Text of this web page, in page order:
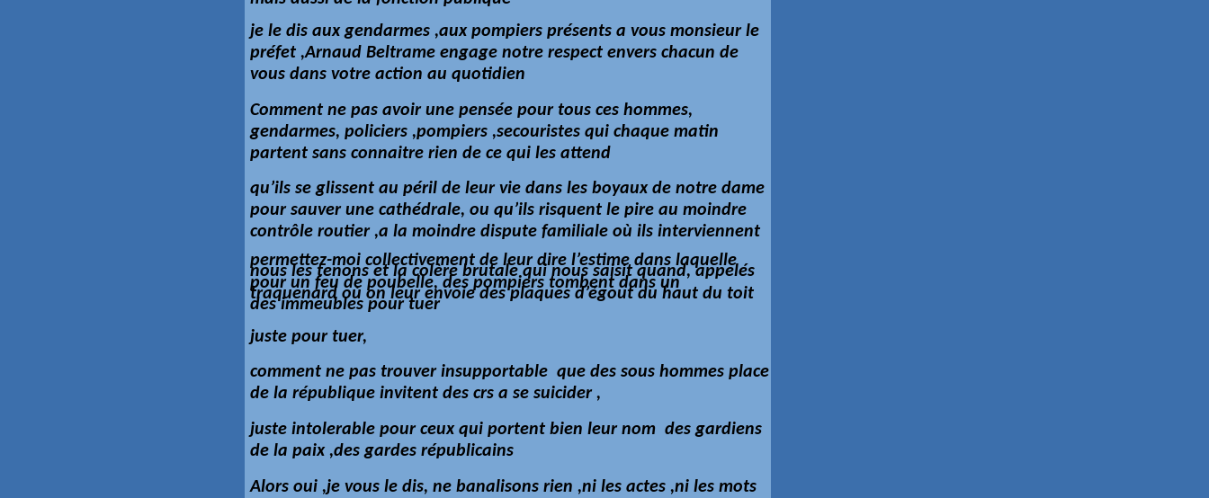
je le dis aux gendarmes ,aux pompiers présents a vous monsieur le
préfet ,Arnaud Beltrame engage notre respect envers chacun de
vous dans votre action au quotidien
Comment ne pas avoir une pensée pour tous ces hommes,
gendarmes, policiers ,pompiers ,secouristes qui chaque matin
partent sans connaitre rien de ce qui les attend
qu’ils se glissent au péril de leur vie dans les boyaux de notre dame
pour sauver une cathédrale, ou qu’ils risquent le pire au moindre
contrôle routier ,a la moindre dispute familiale où ils interviennent
permettez-moi collectivement de leur dire l’estime dans laquelle
nous les tenons et lacolèrebrutale qui nous saisit quand, appelés
pour un feu de poubelle, des pompiers tombent dans un
traquenard où on leur envoie des plaques d’égout du haut du toit
des immeubles pour tuer
juste pour tuer,
comment ne pas trouver insupportable que des sous hommes place
de la république invitent des crs a se suicider ,
juste intolerable pour ceux qui portent bien leur nom des gardiens
de la paix ,des gardes républicains
Alors oui ,je vous le dis, ne banalisons rien ,ni les actes ,ni les mots